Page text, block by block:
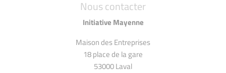
Nous contacter
Initiative Mayenne
Maison des Entreprises
18 place de la gare
53000 Laval